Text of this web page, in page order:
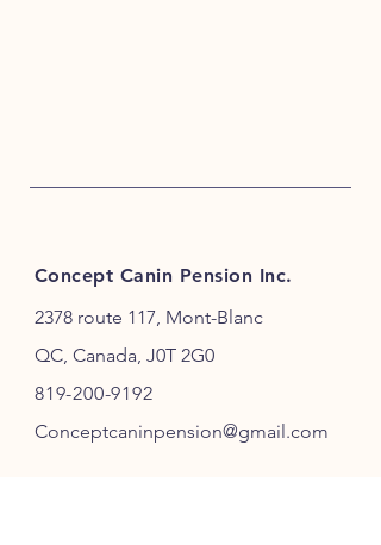
Concept Canin Pension Inc.
2378 route 117, Mont-Blanc
QC, Canada, J0T 2G0
819-200-9192
Conceptcaninpension@gmail.com